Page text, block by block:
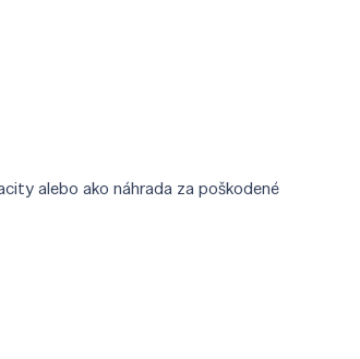
alebo ako náhrada za poškodené